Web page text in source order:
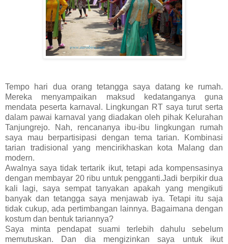
Tempo hari dua orang tetangga saya datang ke rumah.
Mereka menyampaikan maksud kedatanganya guna
mendata peserta karnaval. Lingkungan RT saya turut serta
dalam pawai karnaval yang diadakan oleh pihak Kelurahan
Tanjungrejo. Nah, rencananya ibu-ibu lingkungan rumah
saya mau berpartisipasi dengan tema tarian. Kombinasi
tarian tradisional yang mencirikhaskan kota Malang dan
modern.
Awalnya saya tidak tertarik ikut, tetapi ada kompensasinya
dengan membayar 20 ribu untuk pengganti.Jadi berpikir dua
kali lagi, saya sempat tanyakan apakah yang mengikuti
banyak dan tetangga saya menjawab iya. Tetapi itu saja
tidak cukup, ada pertimbangan lainnya. Bagaimana dengan
kostum dan bentuk tariannya?
Saya minta pendapat suami terlebih dahulu sebelum
memutuskan. Dan dia mengizinkan saya untuk ikut